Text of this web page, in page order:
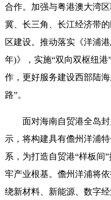
合作。加强与粤港澳大湾
冀、长三角、长江经济带
区建设。推动落实《洋浦
年)》，实施“双向双枢纽
作，更好服务建设西部陆
路”。
面对海南自贸港全岛封
示，将构建具有儋州洋浦
系，为打造自贸港“样板间
牢产业根基。儋州洋浦将
绕新材料、新能源、数字